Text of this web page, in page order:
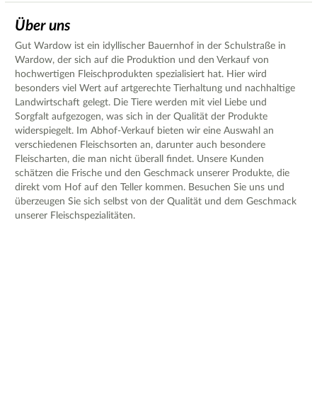
Über uns
Gut Wardow ist ein idyllischer Bauernhof in der Schulstraße in
Wardow, der sich auf die Produktion und den Verkauf von
hochwertigen Fleischprodukten spezialisiert hat. Hier wird
besonders viel Wert auf artgerechte Tierhaltung und nachhaltige
Landwirtschaft gelegt. Die Tiere werden mit viel Liebe und
Sorgfalt aufgezogen, was sich in der Qualität der Produkte
widerspiegelt. Im Abhof-Verkauf bieten wir eine Auswahl an
verschiedenen Fleischsorten an, darunter auch besondere
Fleischarten, die man nicht überall findet. Unsere Kunden
schätzen die Frische und den Geschmack unserer Produkte, die
direkt vom Hof auf den Teller kommen. Besuchen Sie uns und
überzeugen Sie sich selbst von der Qualität und dem Geschmack
unserer Fleischspezialitäten.